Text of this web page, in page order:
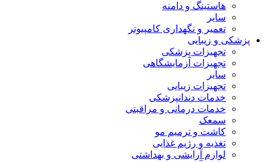
هاستینگ و دامنه
سایر
تعمیر و نگهداری کامپیوتر
پزشکی و زیبایی
تجهیزات پزشکی
تجهیزات آزمایشگاهی
سایر
تجهیزات زیبایی
خدمات دندانپزشکی
خدمات درمانی و مراقبتی
سمعک
کاشت و ترمیم مو
تغذیه و رژیم غذایی
لوازم آرایشی و بهداشتی